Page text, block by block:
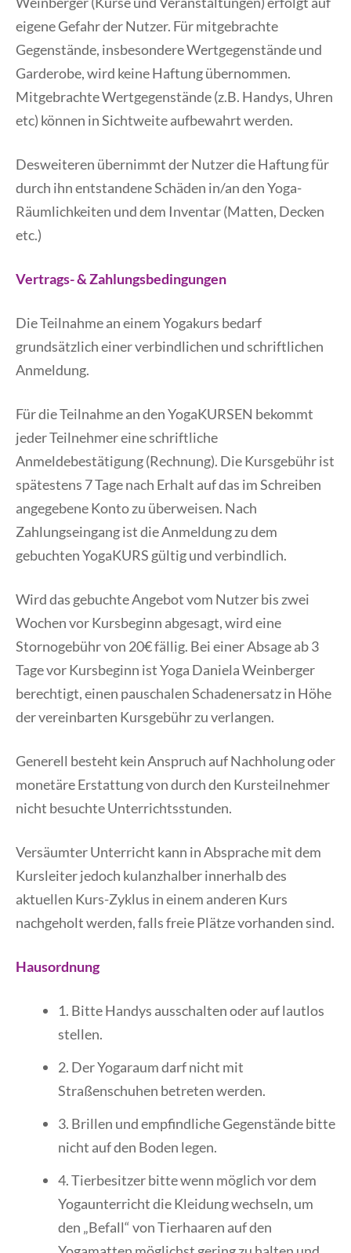
eigene Gefahr der Nutzer. Für mitgebrachte
Gegenstände, insbesondere Wertgegenstände und
Garderobe, wird keine Haftung übernommen.
Mitgebrachte Wertgegenstände (z.B. Handys, Uhren
etc) können in Sichtweite aufbewahrt werden.
Desweiteren übernimmt der Nutzer die Haftung für
durch ihn entstandene Schäden in/an den Yoga-
Räumlichkeiten und dem Inventar (Matten, Decken
etc.)
Vertrags- & Zahlungsbedingungen
Die Teilnahme an einem Yogakurs bedarf
grundsätzlich einer verbindlichen und schriftlichen
Anmeldung.
Für die Teilnahme an den YogaKURSEN bekommt
jeder Teilnehmer eine schriftliche
Anmeldebestätigung (Rechnung). Die Kursgebühr ist
spätestens 7 Tage nach Erhalt auf das im Schreiben
angegebene Konto zu überweisen. Nach
Zahlungseingang ist die Anmeldung zu dem
gebuchten YogaKURS gültig und verbindlich.
Wird das gebuchte Angebot vom Nutzer bis zwei
Wochen vor Kursbeginn abgesagt, wird eine
Stornogebühr von 20€ fällig. Bei einer Absage ab 3
Tage vor Kursbeginn ist Yoga Daniela Weinberger
berechtigt, einen pauschalen Schadenersatz in Höhe
der vereinbarten Kursgebühr zu verlangen.
Generell besteht kein Anspruch auf Nachholung oder
monetäre Erstattung von durch den Kursteilnehmer
nicht besuchte Unterrichtsstunden.
Versäumter Unterricht kann in Absprache mit dem
Kursleiter jedoch kulanzhalber innerhalb des
aktuellen Kurs-Zyklus in einem anderen Kurs
nachgeholt werden, falls freie Plätze vorhanden sind.
Hausordnung
1. Bitte Handys ausschalten oder auf lautlos
stellen.
2. Der Yogaraum darf nicht mit
Straßenschuhen betreten werden.
3. Brillen und empfindliche Gegenstände bitte
nicht auf den Boden legen.
4. Tierbesitzer bitte wenn möglich vor dem
Yogaunterricht die Kleidung wechseln, um
den „Befall“ von Tierhaaren auf den